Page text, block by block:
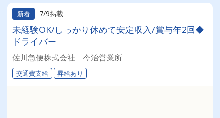
新着 7/9掲載
未経験OK/しっかり休めて安定収入/賞与年2回◆
ドライバー
佐川急便株式会社 今治営業所
交通費支給 昇給あり